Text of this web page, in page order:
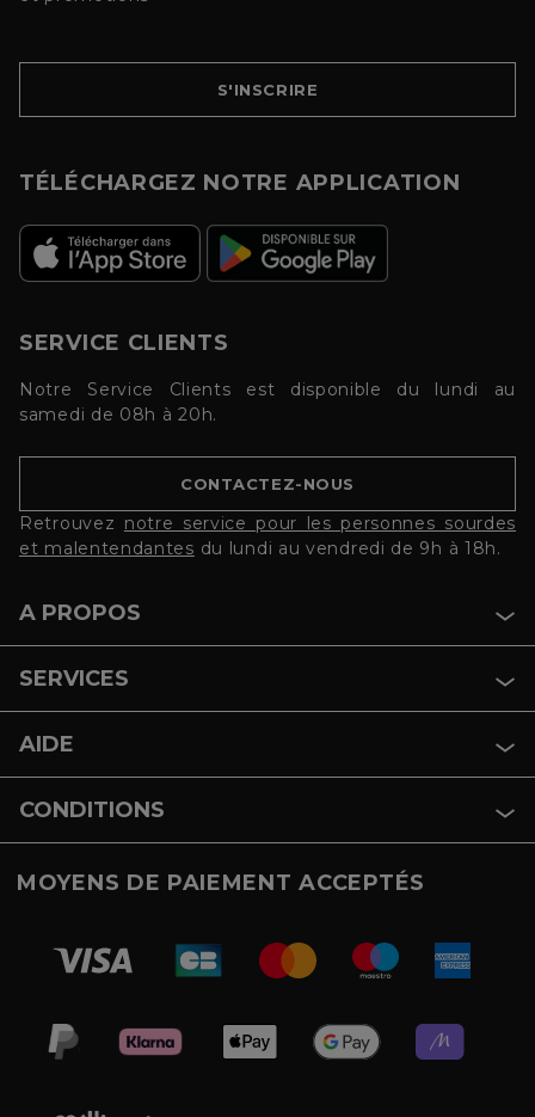
S'INSCRIRE
TÉLÉCHARGEZ NOTRE APPLICATION
SERVICE CLIENTS
Notre Service Clients est disponible du lundi au
samedi de 08h à 20h.
CONTACTEZ-NOUS
Retrouvez notre service pour les personnes sourdes
et malentendantes du lundi au vendredi de 9h à 18h.
A PROPOS
SERVICES
AIDE
CONDITIONS
MOYENS DE PAIEMENT ACCEPTÉS